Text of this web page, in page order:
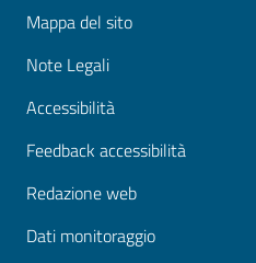
Mappa del sito
Note Legali
Accessibilità
Feedback accessibilità
Redazione web
Dati monitoraggio